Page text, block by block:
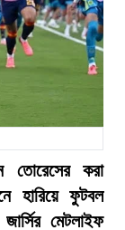
তোরেসের করা
হারিয়ে ফুটবল
মেটলাইফ